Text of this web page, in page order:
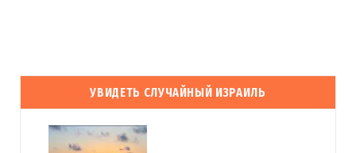
УВИДЕТЬ СЛУЧАЙНЫЙ ИЗРАИЛЬ